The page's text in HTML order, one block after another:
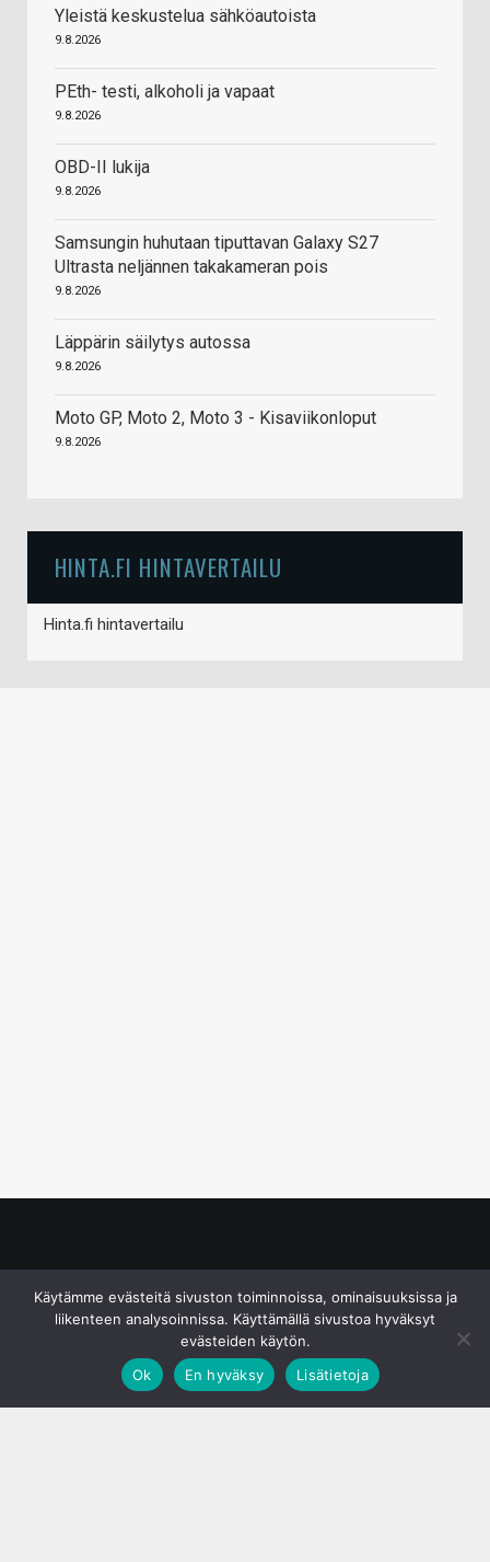
Yleistä keskustelua sähköautoista
9.8.2026
PEth- testi, alkoholi ja vapaat
9.8.2026
OBD-II lukija
9.8.2026
Samsungin huhutaan tiputtavan Galaxy S27
Ultrasta neljännen takakameran pois
9.8.2026
Läppärin säilytys autossa
9.8.2026
Moto GP, Moto 2, Moto 3 - Kisaviikonloput
9.8.2026
HINTA.FI HINTAVERTAILU
Hinta.fi hintavertailu
Käytämme evästeitä sivuston toiminnoissa, ominaisuuksissa ja
liikenteen analysoinnissa. Käyttämällä sivustoa hyväksyt
evästeiden käytön.
Ok
En hyväksy Lisätietoja